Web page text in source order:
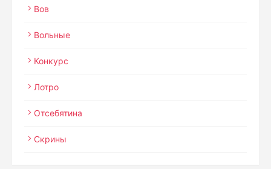
Вов
Вольные
Конкурс
Лотро
Отсебятина
Скрины